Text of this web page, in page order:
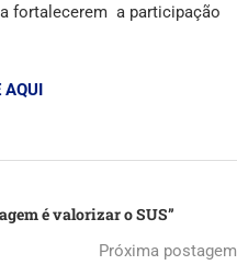
fortalecerem a participação
AQUI
é valorizar o SUS”
Próxima postagem